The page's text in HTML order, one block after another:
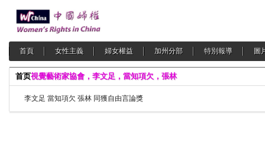
首頁 女性主義 婦女權益 加州分部 特別報導 圖
首页視覺藝術家協會，李文足，當知項欠，張林
李文足 當知項欠 張林 同獲自由言論獎